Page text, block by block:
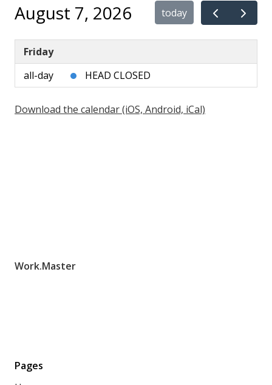
August 7, 2026 today
Friday
all-day
HEAD CLOSED
Download the calendar (iOS, Android, iCal)
Work.Master
Pages